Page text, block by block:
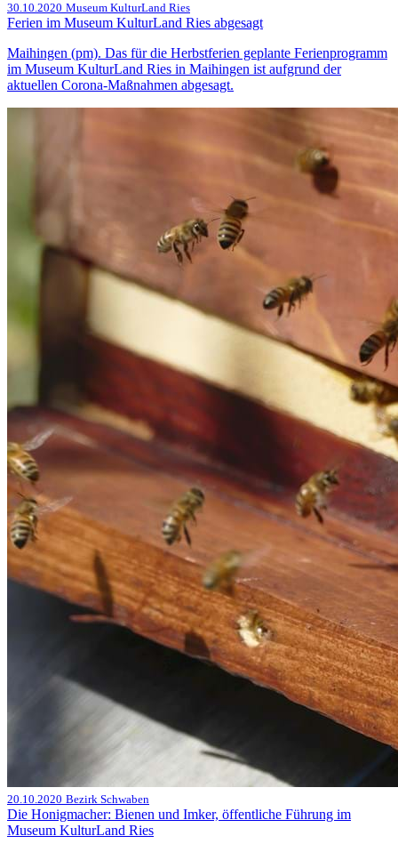
30.10.2020 Museum KulturLand Ries
Ferien im Museum KulturLand Ries abgesagt
Maihingen (pm). Das für die Herbstferien geplante Ferienprogramm
im Museum KulturLand Ries in Maihingen ist aufgrund der
aktuellen Corona-Maßnahmen abgesagt.
20.10.2020 Bezirk Schwaben
Die Honigmacher: Bienen und Imker, öffentliche Führung im
Museum KulturLand Ries